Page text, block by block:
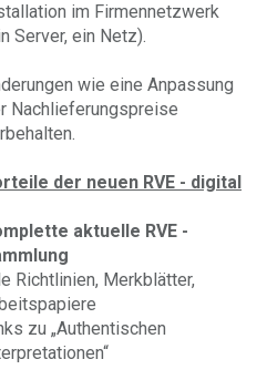
im Firmennetzwerk
Server, ein Netz).
wie eine Anpassung
Nachlieferungspreise
der neuen RVE - digital
aktuelle RVE -
Richtlinien, Merkblätter,
zu „Authentischen